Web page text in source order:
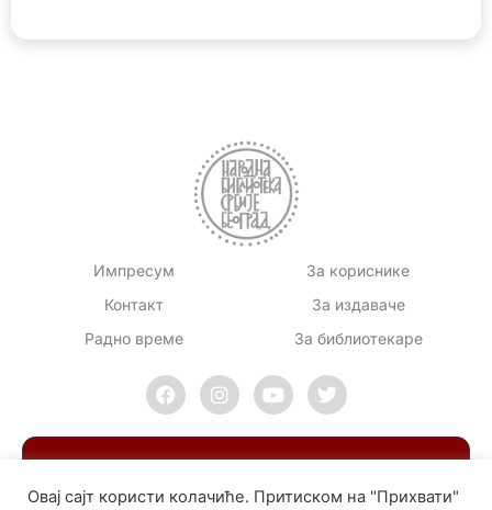
Импресум
Контакт
Радно време
За кориснике
За издаваче
За библиотекаре
Овај сајт користи колачиће. Притиском на "Прихвати"